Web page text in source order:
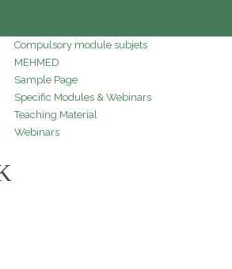
Compulsory module subjets
MEHMED
Sample Page
Specific Modules & Webinars
Teaching Material
Webinars